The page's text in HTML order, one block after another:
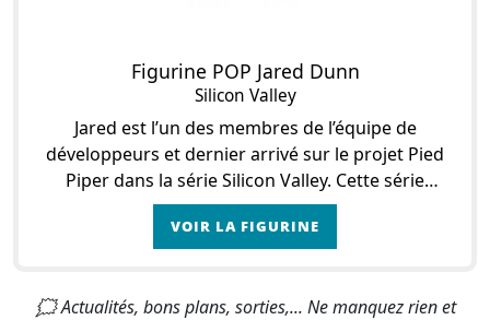
Figurine POP Jared Dunn
Silicon Valley
Jared est l’un des membres de l’équipe de
développeurs et dernier arrivé sur le projet Pied
Piper dans la série Silicon Valley. Cette série
raconte les aventures de quatre développeurs qui
t
VOIR LA FIGURINE
🗯 Actualités, bons plans, sorties,... Ne manquez rien et